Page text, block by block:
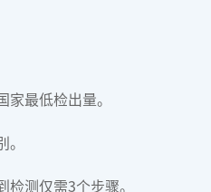
家最低检出量。
。
检测仅需3个步骤。